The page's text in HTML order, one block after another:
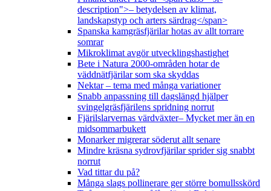
description">– betydelsen av klimat,
landskapstyp och arters särdrag</span>
Spanska kamgräsfjärilar hotas av allt torrare
somrar
Mikroklimat avgör utvecklingshastighet
Bete i Natura 2000-områden hotar de
väddnätfjärilar som ska skyddas
Nektar – tema med många variationer
Snabb anpassning till dagslängd hjälper
svingelgräsfjärilens spridning norrut
Fjärilslarvernas värdväxter– Mycket mer än en
midsommarbukett
Monarker migrerar söderut allt senare
Mindre kräsna sydrovfjärilar sprider sig snabbt
norrut
Vad tittar du på?
Många slags pollinerare ger större bomullsskörd